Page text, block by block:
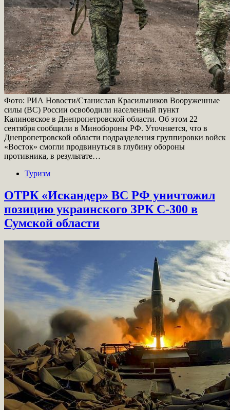
Фото: РИА Новости/Станислав Красильников Вооруженные
силы (ВС) России освободили населенный пункт
Калиновское в Днепропетровской области. Об этом 22
сентября сообщили в Минобороны РФ. Уточняется, что в
Днепропетровской области подразделения группировки войск
«Восток» смогли продвинуться в глубину обороны
противника, в результате…
Туризм
ОТРК «Искандер» ВС РФ уничтожил
позицию украинского ЗРК С-300 в
Сумской области